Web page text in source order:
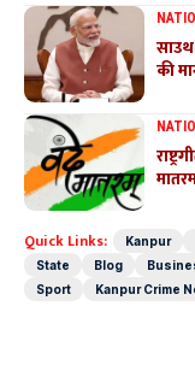
की
Quick Links: Kanpur
State
Blog
Sport
Kanpur Crime